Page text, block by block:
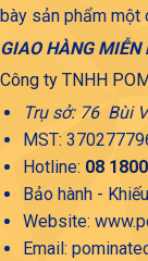
bày sản phẩm một
GIAO HÀNG
Công ty TNHH
Trụ sở: 76 Bùi
MST:
Hotline: 08
Bảo hành -
Website:
Email: